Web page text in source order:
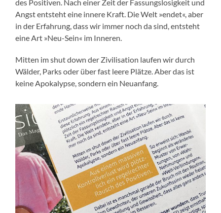
des Positiven. Nach einer Zeit der Fassungslosigkeit und
Angst entsteht eine innere Kraft. Die Welt »endet«, aber
in der Erfahrung, dass wir immer noch da sind, entsteht
eine Art »Neu-Sein« im Inneren.
Mitten im shut down der Zivilisation laufen wir durch
Wälder, Parks oder über fast leere Plätze. Aber das ist
keine Apokalypse, sondern ein Neuanfang.